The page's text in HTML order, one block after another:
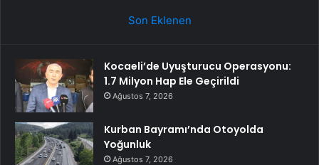
Son Eklenen
Kocaeli’de Uyuşturucu Operasyonu:
1.7 Milyon Hap Ele Geçirildi
Ağustos 7, 2026
Kurban Bayramı’nda Otoyolda
Yoğunluk
Ağustos 7, 2026